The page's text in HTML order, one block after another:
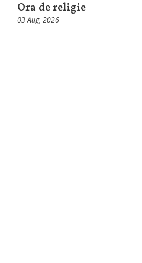
Ora de religie
03 Aug, 2026